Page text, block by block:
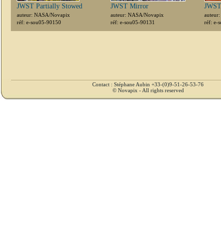
JWST Partially Stowed
auteur: NASA/Novapix
réf: e-sou05-90150
JWST Mirror
auteur: NASA/Novapix
réf: e-sou05-90131
réf: e-
Contact : Stéphane Aubin +33-(0)9-51-26-53-76
© Novapix - All rights reserved